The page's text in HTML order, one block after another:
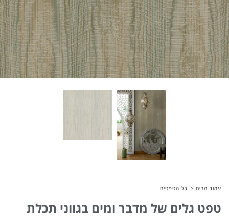
About Envato
Careers
Privacy Policy
Forums
עמוד הבית כל הטפטים
טפט גלים של מדבר ומים בגווני תכלת